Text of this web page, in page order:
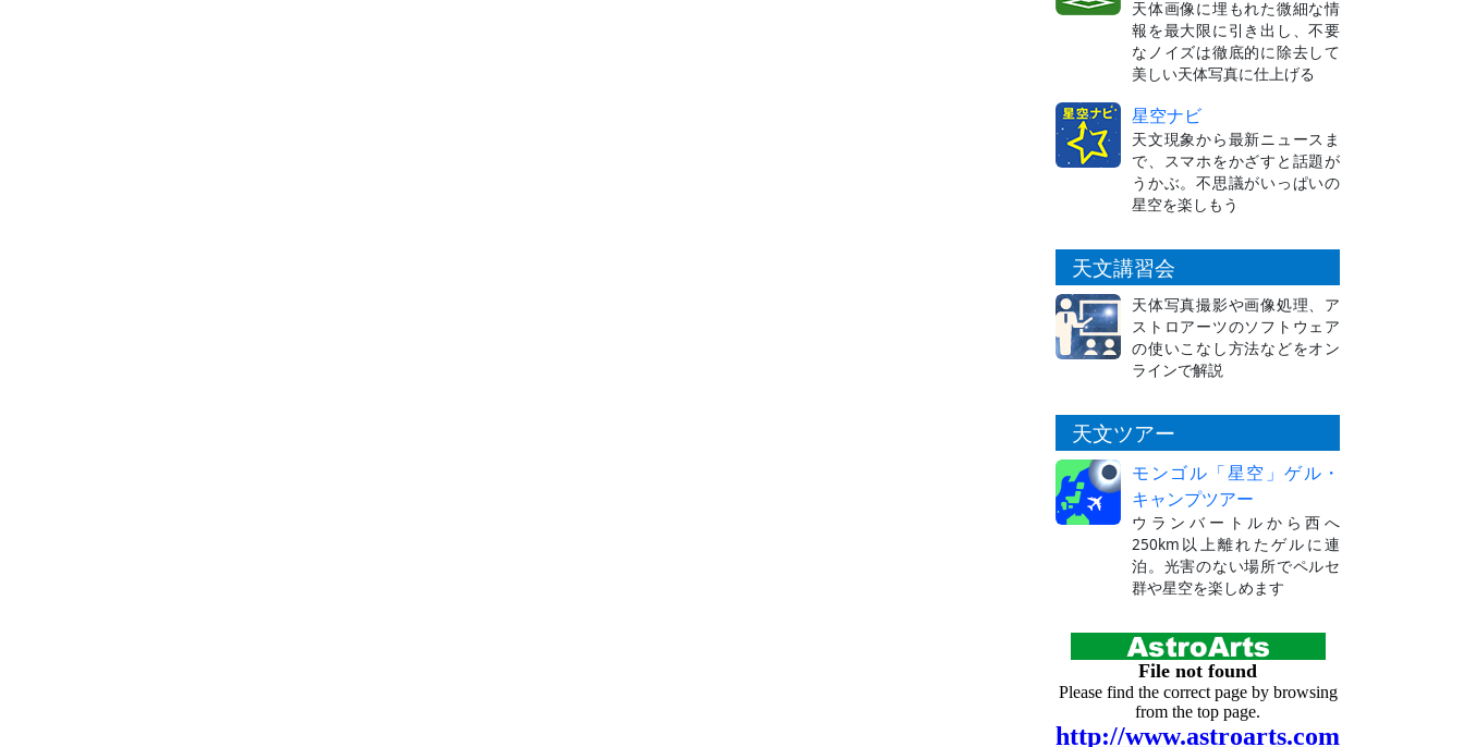
天体画像に埋もれた微細な情
報を最大限に引き出し、不要
なノイズは徹底的に除去して
美しい天体写真に仕上げる
星空ナビ
天文現象から最新ニュースま
で、スマホをかざすと話題が
うかぶ。不思議がいっぱいの
星空を楽しもう
天文講習会
天体写真撮影や画像処理、ア
ストロアーツのソフトウェア
の使いこなし方法などをオン
ラインで解説
天文ツアー
モンゴル「星空」ゲル・
キャンプツアー
ウランバートルから西へ
250km以上離れたゲルに連
泊。光害のない場所でペルセ
群や星空を楽しめます